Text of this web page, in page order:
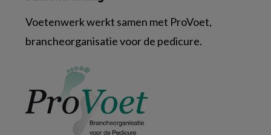
Voetenwerk werkt samen met ProVoet,
brancheorganisatie voor de pedicure.